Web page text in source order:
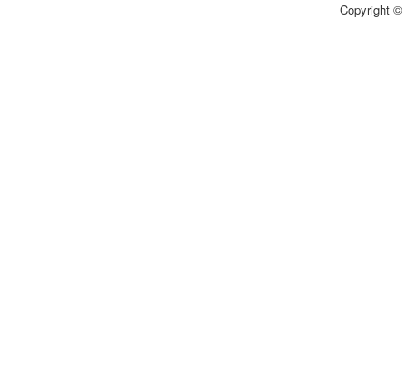
Copyright ©